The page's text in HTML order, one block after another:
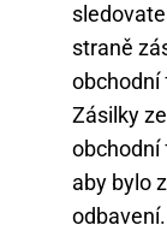
straně
obchodní
Zásilky
obchodní
aby bylo